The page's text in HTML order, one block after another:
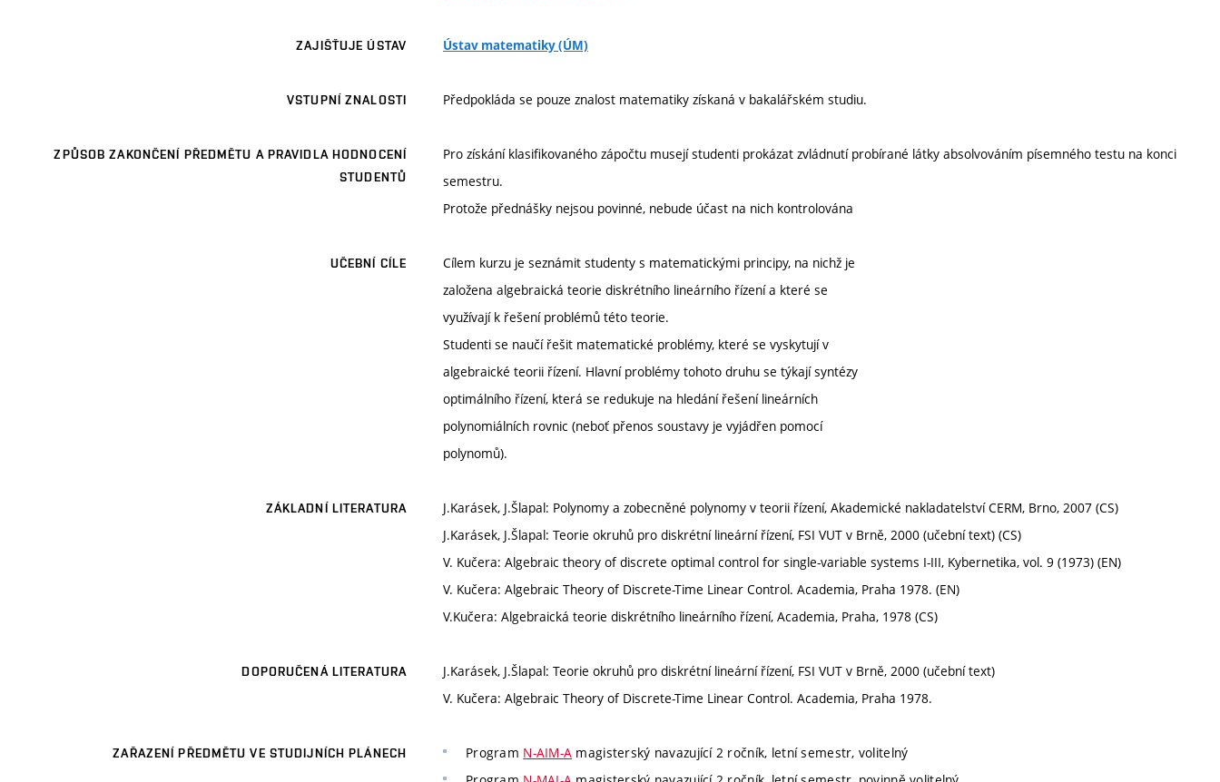
ZAJIŠŤUJE ÚSTAV Ústav matematiky (ÚM)
VSTUPNÍ ZNALOSTI Předpokláda se pouze znalost matematiky získaná v bakalářském studiu.
ZPŮSOB ZAKONČENÍ PŘEDMĚTU A PRAVIDLA HODNOCENÍ
STUDENTŮ
Pro získání klasifikovaného zápočtu musejí studenti prokázat zvládnutí probírané látky absolvováním písemného testu na konci
semestru.
Protože přednášky nejsou povinné, nebude účast na nich kontrolována
UČEBNÍ CÍLE
Cílem kurzu je seznámit studenty s matematickými principy, na nichž je
založena algebraická teorie diskrétního lineárního řízení a které se
využívají k řešení problémů této teorie.
Studenti se naučí řešit matematické problémy, které se vyskytují v
algebraické teorii řízení. Hlavní problémy tohoto druhu se týkají syntézy
optimálního řízení, která se redukuje na hledání řešení lineárních
polynomiálních rovnic (neboť přenos soustavy je vyjádřen pomocí
polynomů).
ZÁKLADNÍ LITERATURA
J.Karásek, J.Šlapal: Polynomy a zobecněné polynomy v teorii řízení, Akademické nakladatelství CERM, Brno, 2007 (CS)
J.Karásek, J.Šlapal: Teorie okruhů pro diskrétní lineární řízení, FSI VUT v Brně, 2000 (učební text) (CS)
V. Kučera: Algebraic theory of discrete optimal control for single-variable systems I-III, Kybernetika, vol. 9 (1973) (EN)
V. Kučera: Algebraic Theory of Discrete-Time Linear Control. Academia, Praha 1978. (EN)
V.Kučera: Algebraická teorie diskrétního lineárního řízení, Academia, Praha, 1978 (CS)
DOPORUČENÁ LITERATURA
J.Karásek, J.Šlapal: Teorie okruhů pro diskrétní lineární řízení, FSI VUT v Brně, 2000 (učební text)
V. Kučera: Algebraic Theory of Discrete-Time Linear Control. Academia, Praha 1978.
ZAŘAZENÍ PŘEDMĚTU VE STUDIJNÍCH PLÁNECH Program N-AIM-A magisterský navazující 2 ročník, letní semestr, volitelný